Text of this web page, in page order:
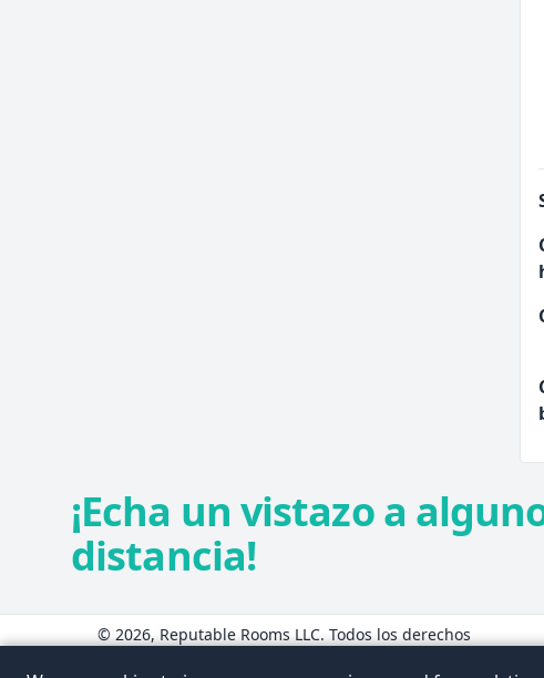
¡Echa un vistazo a
distancia!
© 2026, Reputable Rooms LLC. Todos los derechos